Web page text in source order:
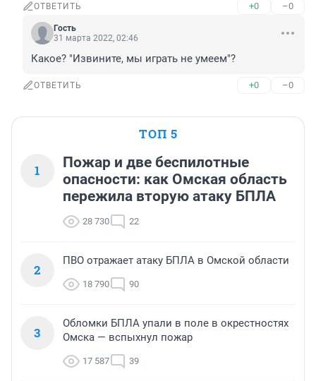
ОТВЕТИТЬ +0 –0
Гость
31 марта 2022, 02:46
Какое? "Извините, мы играть не умеем"?
ОТВЕТИТЬ +0 –0
ТОП 5
1
Пожар и две беспилотные
опасности: как Омская область
пережила вторую атаку БПЛА
28 730 22
2
ПВО отражает атаку БПЛА в Омской области
18 790 90
3
Обломки БПЛА упали в поле в окрестностях
Омска — вспыхнул пожар
17 587 39